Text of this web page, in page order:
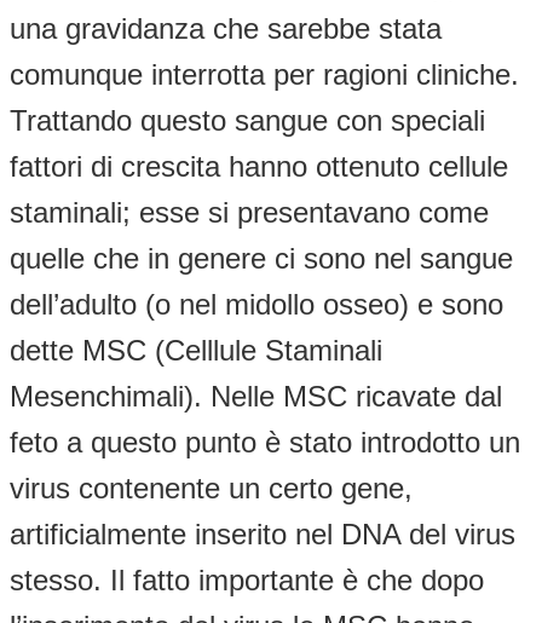
una gravidanza che sarebbe stata
comunque interrotta per ragioni cliniche.
Trattando questo sangue con speciali
fattori di crescita hanno ottenuto cellule
staminali; esse si presentavano come
quelle che in genere ci sono nel sangue
dell’adulto (o nel midollo osseo) e sono
dette MSC (Celllule Staminali
Mesenchimali). Nelle MSC ricavate dal
feto a questo punto è stato introdotto un
virus contenente un certo gene,
artificialmente inserito nel DNA del virus
stesso. Il fatto importante è che dopo